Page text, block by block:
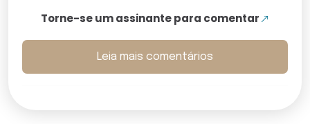
Torne-se um assinante para comentar
Leia mais comentários